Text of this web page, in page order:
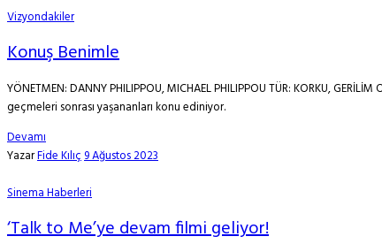
Vizyondakiler
Konuş Benimle
YÖNETMEN: DANNY PHILIPPOU, MICHAEL PHILIPPOU TÜR: KORKU,
geçmeleri sonrası yaşananları konu ediniyor.
Devamı
YazarFide Kılıç9 Ağustos 2023
Sinema Haberleri
‘Talk to Me’ye devam filmi geliyor!